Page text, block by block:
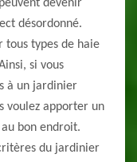
devenir
désordonné.
tous types de haie
si vous
à un jardinier
voulez apporter un
bon endroit.
du jardinier